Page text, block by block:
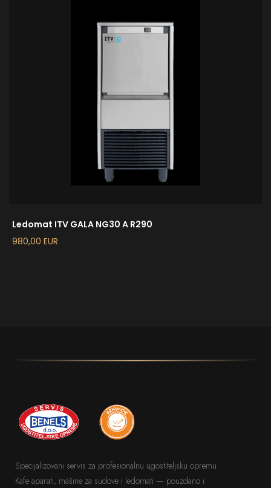
Ledomat ITV GALA NG30 A R290
980,00 EUR
Specijalizovani servis za profesionalnu ugostiteljsku opremu.
Kafe aparati, mašine za sudove i ledomati — pouzdano i